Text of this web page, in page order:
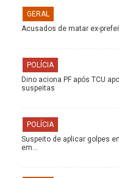
GERAL
Acusados de matar ex-
POLÍCIA
Dino aciona PF após TCU
suspeitas
POLÍCIA
Suspeito de aplicar golpes
em…